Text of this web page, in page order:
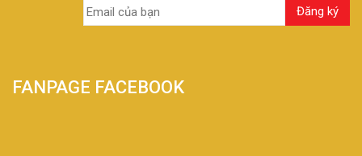
FANPAGE FACEBOOK